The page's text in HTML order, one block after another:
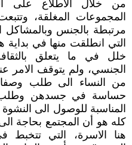
من خلال الاطلاع على
المجموعات المغلقة،
مرتبطة بالجنس وبالمشاكل
التي انطلقت منها في
خلل في ما يتعلق
الجنسي، ولم يتوقف الامر
من النساء الى طلب
حساسة في جسدهن وطلب
المناسبة للوصول الى
كله هو أن المجتمع بحاجة
هنا الاسرة، التي